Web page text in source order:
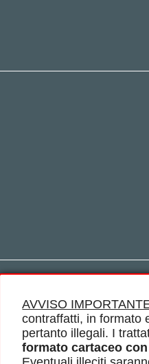
AVVISO
contraffatti, in formato
pertanto illegali. I
formato cartaceo
© 2026 Elsevier, i suoi
Per tutto il contenuto ‘open